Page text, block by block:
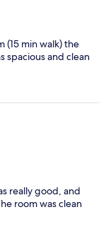
(15 min walk) the
spacious and clean
really good, and
room was clean